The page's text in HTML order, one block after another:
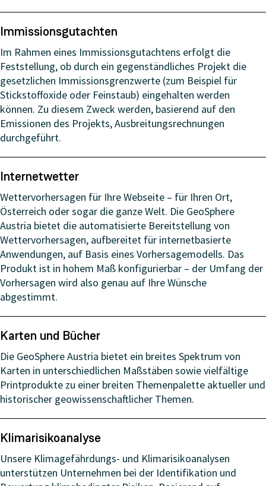
Immissionsgutachten
Im Rahmen eines Immissionsgutachtens erfolgt die
Feststellung, ob durch ein gegenständliches Projekt die
gesetzlichen Immissionsgrenzwerte (zum Beispiel für
Stickstoffoxide oder Feinstaub) eingehalten werden
können. Zu diesem Zweck werden, basierend auf den
Emissionen des Projekts, Ausbreitungsrechnungen
durchgeführt.
Internetwetter
Wettervorhersagen für Ihre Webseite – für Ihren Ort,
Österreich oder sogar die ganze Welt. Die GeoSphere
Austria bietet die automatisierte Bereitstellung von
Wettervorhersagen, aufbereitet für internetbasierte
Anwendungen, auf Basis eines Vorhersagemodells. Das
Produkt ist in hohem Maß konfigurierbar – der Umfang der
Vorhersagen wird also genau auf Ihre Wünsche
abgestimmt.
Karten und Bücher
Die GeoSphere Austria bietet ein breites Spektrum von
Karten in unterschiedlichen Maßstäben sowie vielfältige
Printprodukte zu einer breiten Themenpalette aktueller und
historischer geowissenschaftlicher Themen.
Klimarisikoanalyse
Unsere Klimagefährdungs- und Klimarisikoanalysen
unterstützen Unternehmen bei der Identifikation und